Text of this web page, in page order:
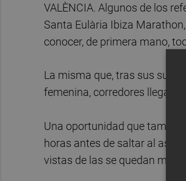
VALÈNCIA. Algunos de los
Santa Eulària Ibiza
conocer, de primera mano,
La misma que, tras sus
femenina, corredores
Una oportunidad que
horas antes de saltar al
vistas de las se quedan